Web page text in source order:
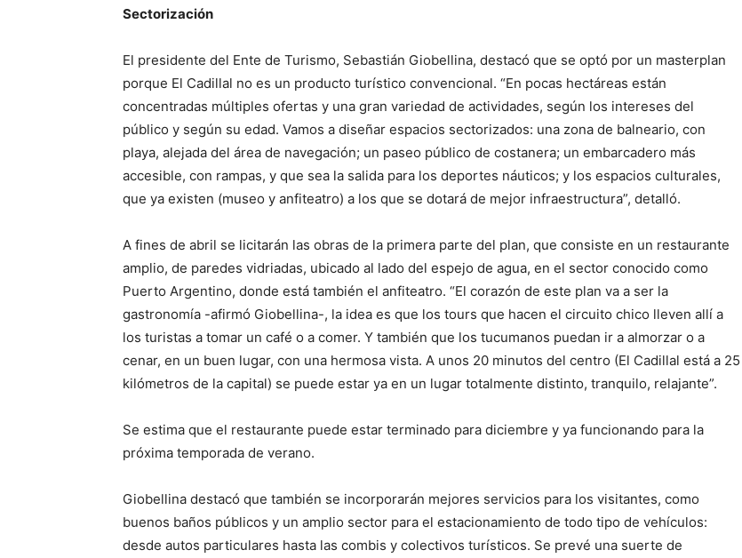
Sectorización
El presidente del Ente de Turismo, Sebastián Giobellina, destacó que se optó por un masterplan
porque El Cadillal no es un producto turístico convencional. “En pocas hectáreas están
concentradas múltiples ofertas y una gran variedad de actividades, según los intereses del
público y según su edad. Vamos a diseñar espacios sectorizados: una zona de balneario, con
playa, alejada del área de navegación; un paseo público de costanera; un embarcadero más
accesible, con rampas, y que sea la salida para los deportes náuticos; y los espacios culturales,
que ya existen (museo y anfiteatro) a los que se dotará de mejor infraestructura”, detalló.
A fines de abril se licitarán las obras de la primera parte del plan, que consiste en un restaurante
amplio, de paredes vidriadas, ubicado al lado del espejo de agua, en el sector conocido como
Puerto Argentino, donde está también el anfiteatro. “El corazón de este plan va a ser la
gastronomía -afirmó Giobellina-, la idea es que los tours que hacen el circuito chico lleven allí a
los turistas a tomar un café o a comer. Y también que los tucumanos puedan ir a almorzar o a
cenar, en un buen lugar, con una hermosa vista. A unos 20 minutos del centro (El Cadillal está a 25
kilómetros de la capital) se puede estar ya en un lugar totalmente distinto, tranquilo, relajante”.
Se estima que el restaurante puede estar terminado para diciembre y ya funcionando para la
próxima temporada de verano.
Giobellina destacó que también se incorporarán mejores servicios para los visitantes, como
buenos baños públicos y un amplio sector para el estacionamiento de todo tipo de vehículos:
desde autos particulares hasta las combis y colectivos turísticos. Se prevé una suerte de